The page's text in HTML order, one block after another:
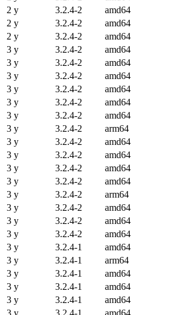
2 y
3.2.4-2 amd64
2 y
3.2.4-2 amd64
2 y
3.2.4-2 amd64
3 y
3.2.4-2 amd64
3 y
3.2.4-2 amd64
3 y
3.2.4-2 amd64
3 y
3.2.4-2 amd64
3 y
3.2.4-2 amd64
3 y
3.2.4-2 amd64
3 y
3.2.4-2 arm64
3 y
3.2.4-2 amd64
3 y
3.2.4-2 amd64
3 y
3.2.4-2 amd64
3 y
3.2.4-2 amd64
3 y
3.2.4-2 arm64
3 y
3.2.4-2 amd64
3 y
3.2.4-2 amd64
3 y
3.2.4-2 amd64
3 y
3.2.4-1 amd64
3 y
3.2.4-1 arm64
3 y
3.2.4-1 amd64
3 y
3.2.4-1 amd64
3 y
3.2.4-1 amd64